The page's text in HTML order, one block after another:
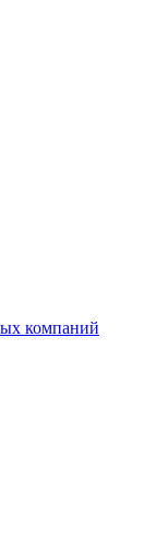
компаний